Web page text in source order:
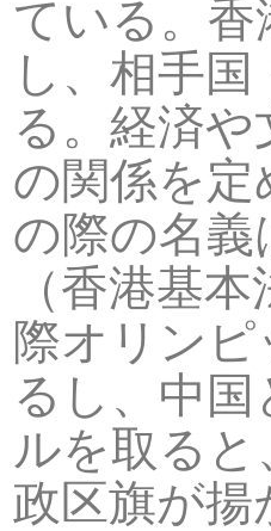
ている。
し、相手
る。経済
の関係を
の際の名義
（香港基
際オリン
るし、中
ルを取る
政区旗が揚